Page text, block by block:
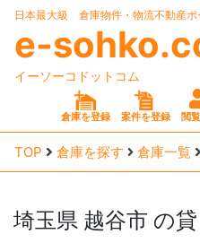
日本最大級 倉庫物件・物流不動産ポ
e-
イーソーコドットコム
倉庫を登録 案件を登録 閲
TOP 倉庫を探す 倉庫一覧
埼玉県 越谷市 の